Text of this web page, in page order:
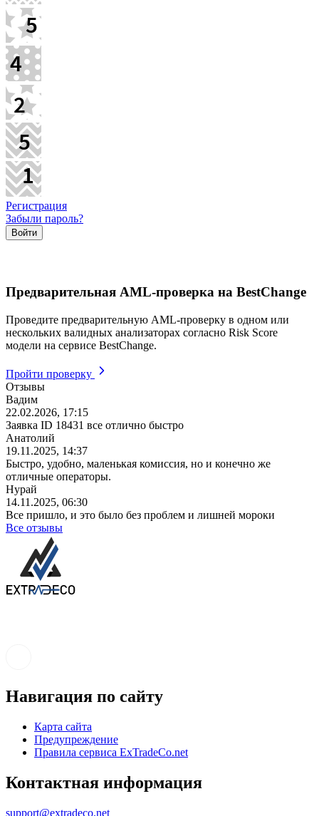
Регистрация
Забыли пароль?
Предварительная AML-проверка на BestChange
Проведите предварительную AML-проверку в одном или
нескольких валидных анализаторах согласно Risk Score
модели на сервисе BestChange.
Пройти проверку
Отзывы
Вадим
22.02.2026, 17:15
Заявка ID 18431 все отлично быстро
Анатолий
19.11.2025, 14:37
Быстро, удобно, маленькая комиссия, но и конечно же
отличные операторы.
Нурай
14.11.2025, 06:30
Все пришло, и это было без проблем и лишней мороки
Все отзывы
Навигация по сайту
Карта сайта
Предупреждение
Правила сервиса ExTradeCo.net
Контактная информация
support@extradeco.net